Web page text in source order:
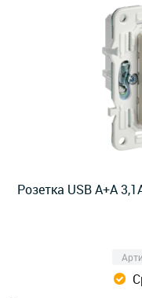
Розетка USB A+A